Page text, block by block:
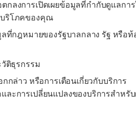
กลงการเปิดเผยข้อมูลที่กำกับดูแลกา
บริโภคของคุณ
ลที่กฎหมายของรัฐบาลกลาง รัฐ หรือท้
วัติธุรกรรม
กล่าว หรือการเตือนเกี่ยวกับบริการ
ละการเปลี่ยนแปลงของบริการสำหรั